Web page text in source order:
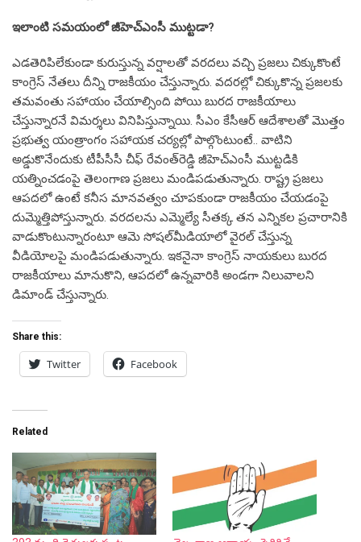
ఇలాంటి స‌మ‌యంలో జీహెచ్ఎంసీ ముట్ట‌డా?
ఎడ‌తెరిపిలేకుండా కురుస్తున్న వ‌ర్షాల‌తో వ‌ర‌ద‌లు వ‌చ్చి ప్ర‌జ‌లు చిక్కుకొంటే
కాంగ్రెస్ నేత‌లు దీన్ని రాజ‌కీయం చేస్తున్నారు. వ‌ద‌ర‌ల్లో చిక్కుకొన్న ప్ర‌జ‌ల‌కు
త‌మ‌వంతు స‌హాయం చేయాల్సింది పోయి బుర‌ద రాజ‌కీయాలు
చేస్తున్నార‌నే విమ‌ర్శ‌లు వినిపిస్తున్నాయి. సీఎం కేసీఆర్ ఆదేశాల‌తో మొత్తం
ప్ర‌భుత్వ యంత్రాంగం స‌హాయ‌క చ‌ర్య‌ల్లో పాల్గొంటుంటే.. వాటిని
అడ్డుకొనేందుకు టీపీసీసీ చీఫ్ రేవంత్‌రెడ్డి జీహెచ్ఎంసీ ముట్ట‌డికి
య‌త్నించ‌డంపై తెలంగాణ ప్ర‌జ‌లు మండిప‌డుతున్నారు. రాష్ట్ర ప్ర‌జ‌లు
ఆప‌ద‌లో ఉంటే క‌నీస మాన‌వ‌త్వం చూప‌కుండా రాజ‌కీయం చేయ‌డంపై
దుమ్మెత్తిపోస్తున్నారు. వ‌ర‌ద‌ల‌ను ఎమ్మెల్యే సీత‌క్క త‌న ఎన్నిక‌ల ప్ర‌చారానికి
వాడుకొంటున్నారంటూ ఆమె సోష‌ల్‌మీడియాలో వైర‌ల్ చేస్తున్న
వీడియోల‌పై మండిప‌డుతున్నారు. ఇక‌నైనా కాంగ్రెస్ నాయ‌కులు బుర‌ద
రాజ‌కీయాలు మానుకొని, ఆప‌ద‌లో ఉన్న‌వారికి అండ‌గా నిలువాల‌ని
డిమాండ్ చేస్తున్నారు.
Share this:
Twitter Facebook
Related